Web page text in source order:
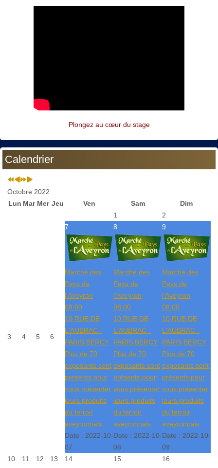
Plongez au cœur du stage
Calendrier
Octobre 2022
Lun Mar Mer Jeu Ven Sam
Dim
1
2
3 4 5 6
7
Marché des
Pays de
l'Aveyron
08:00
10 RUE DE
L'AUBRAC -
PARIS BERCY
Plus de 70
exposants sont
présents pour
vous présenter
leurs produits
du terroir
aveyronnais
Date : 2022-10-
07
8
Marché des
Pays de
l'Aveyron
08:00
10 RUE DE
L'AUBRAC -
PARIS BERCY
Plus de 70
exposants sont
présents pour
vous présenter
leurs produits
du terroir
aveyronnais
Date : 2022-10-
08
9
Marché des
Pays de
l'Aveyron
08:00
10 RUE DE
L'AUBRAC -
PARIS BERCY
Plus de 70
exposants sont
présents pour
vous présenter
leurs produits
du terroir
aveyronnais
Date : 2022-10-
09
10
11 12 13 14 15
16